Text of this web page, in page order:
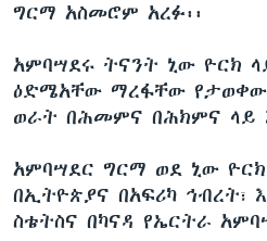
ግርማ አስመሮም አረፉ፡፡
አምባሣደሩ ትናንት ኒው ዮርክ
ዕድሜአቸው ማረፋቸው የታወቀው
ወራት በሕመምና በሕክምና ላይ
አምባሣደር ግርማ ወደ ኒው
በኢትዮጵያና በአፍሪካ ኅብረት፣
ስቴትስና በካናዳ የኤርትራ